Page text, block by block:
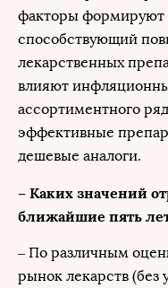
факторы формируют
способствующий
лекарственных
влияют
ассортиментного
эффективные
дешевые аналоги.
– Каких значений
ближайшие пять
– По различным
рынок лекарств (без